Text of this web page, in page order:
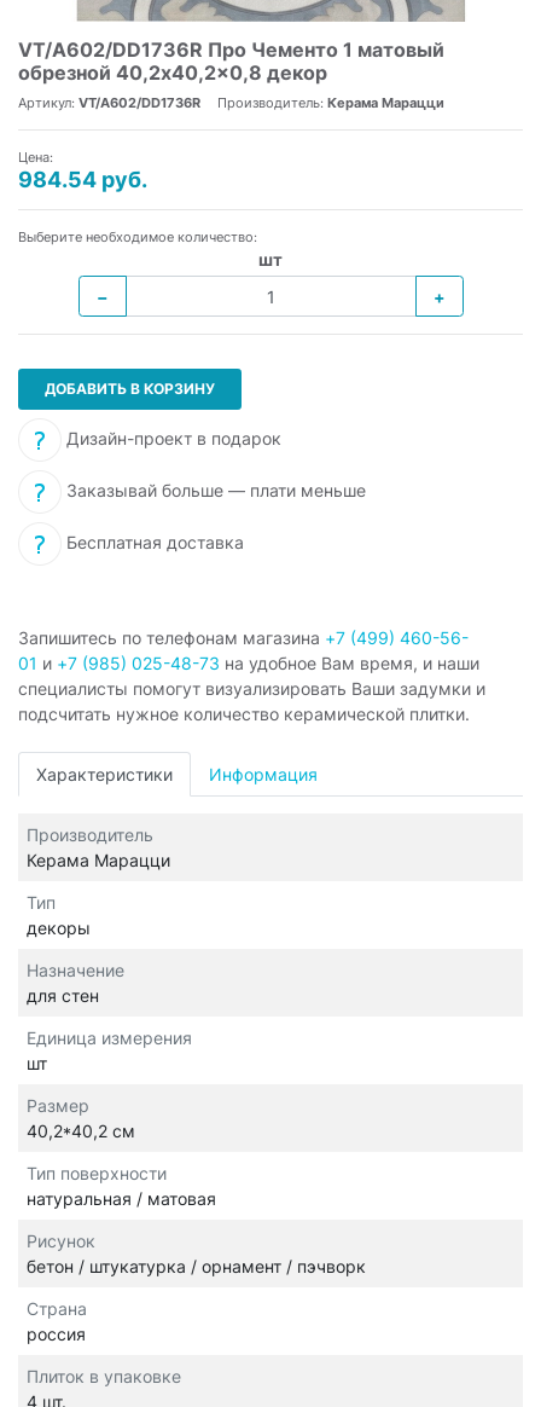
VT/A602/DD1736R Про Чементо 1 матовый
обрезной 40,2x40,2x0,8 декор
Артикул: VT/A602/DD1736R Производитель: Керама Марацци
Цена:
984.54 руб.
Выберите необходимое количество:
шт
−
+
ДОБАВИТЬ В КОРЗИНУ
Дизайн-проект в подарок
Заказывай больше — плати меньше
Бесплатная доставка
Запишитесь по телефонам магазина +7 (499) 460-56-
01 и +7 (985) 025-48-73 на удобное Вам время, и наши
специалисты помогут визуализировать Ваши задумки и
подсчитать нужное количество керамической плитки.
Характеристики Информация
Производитель
Керама Марацци
Тип
декоры
Назначение
для стен
Единица измерения
шт
Размер
40,2*40,2 см
Тип поверхности
натуральная / матовая
Рисунок
бетон / штукатурка / орнамент / пэчворк
Страна
россия
Плиток в упаковке
4 шт.